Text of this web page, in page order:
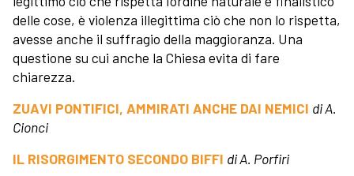
delle cose, è violenza illegittima ciò che non lo rispetta,
avesse anche il suffragio della maggioranza. Una
questione su cui anche la Chiesa evita di fare
chiarezza.
ZUAVI PONTIFICI, AMMIRATI ANCHE DAI NEMICI di A.
Cionci
IL RISORGIMENTO SECONDO BIFFI di A. Porfiri